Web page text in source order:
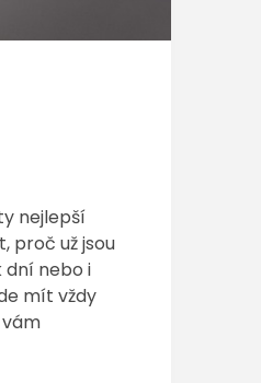
nejlepší
proč už jsou
nebo i
mít vždy